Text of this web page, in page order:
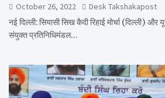
October 26, 2022
Desk Takshakapost
नई दिल्ली: सियासी सिख कैदी रिहाई मोर्चा (दिल्ली)
संयुक्त प्रतिनिधिमंडल…